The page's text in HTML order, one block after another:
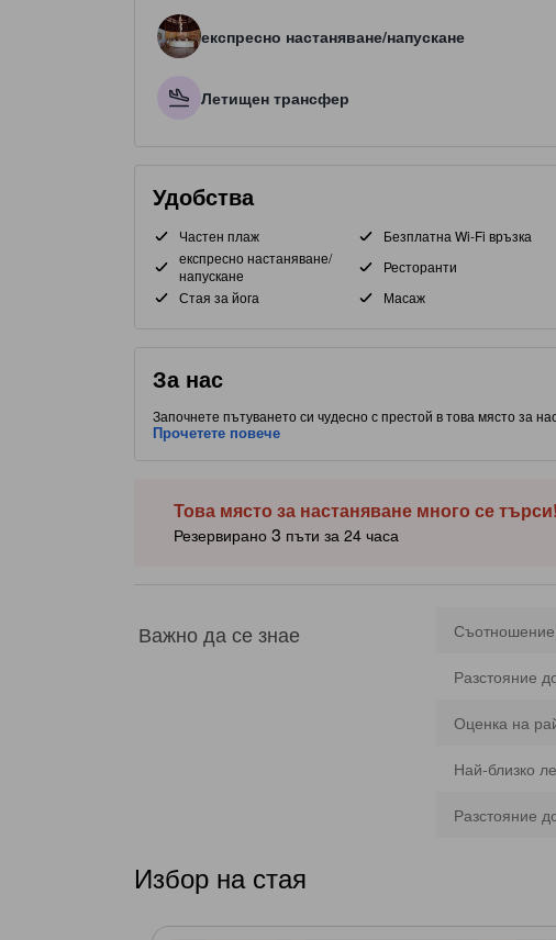
експресно настаняване/напускане
Летищен трансфер
Удобства
Частен плаж Безплатна Wi-Fi връзка
експресно настаняване/
напускане
Ресторанти
Стая за йога
Масаж
За нас
Започнете пътуването си чудесно с престой в това място за
стаи. С удобно разположение до Бадиан, част от Себу, този
хранене. С оценка от 5.0 звезди, този обект предоставя на
Прочетете повече
Това място за настаняване много се търси!
Резервирано 3 пъти за 24 часа
Важно да се знае Съотношение
Разстояние
Оценка на
Най-близко
Разстояние
Избор на стая